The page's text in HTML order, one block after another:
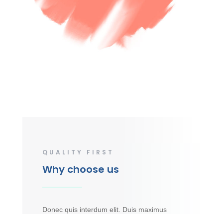
QUALITY FIRST
Why choose us
Donec quis interdum elit. Duis maximus